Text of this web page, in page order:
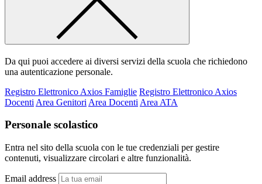
Da qui puoi accedere ai diversi servizi della scuola che richiedono
una autenticazione personale.
Registro Elettronico Axios Famiglie Registro Elettronico Axios
Docenti Area Genitori Area Docenti Area ATA
Personale scolastico
Entra nel sito della scuola con le tue credenziali per gestire
contenuti, visualizzare circolari e altre funzionalità.
Email address